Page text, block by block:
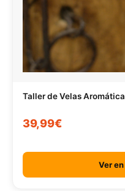
Taller de Velas
39,99€
Ver